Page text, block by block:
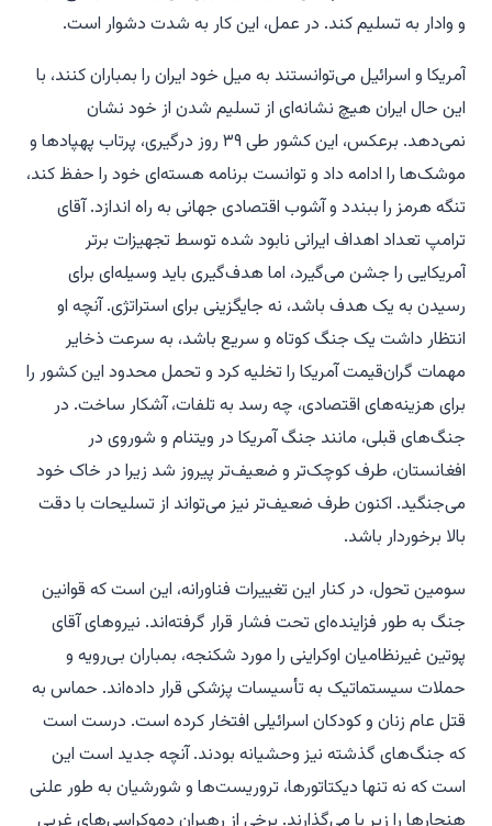
و وادار به تسلیم کند. در عمل، این کار به شدت دشوار است.
آمریکا و اسرائیل می‌توانستند به میل خود ایران را بمباران کنند، با
این حال ایران هیچ نشانه‌ای از تسلیم شدن از خود نشان
نمی‌دهد. برعکس، این کشور طی ۳۹ روز درگیری، پرتاب پهپادها و
موشک‌ها را ادامه داد و توانست برنامه هسته‌ای خود را حفظ کند،
تنگه هرمز را ببندد و آشوب اقتصادی جهانی به راه اندازد. آقای
ترامپ تعداد اهداف ایرانی نابود شده توسط تجهیزات برتر
آمریکایی را جشن می‌گیرد، اما هدف‌گیری باید وسیله‌ای برای
رسیدن به یک هدف باشد، نه جایگزینی برای استراتژی. آنچه او
انتظار داشت یک جنگ کوتاه و سریع باشد، به سرعت ذخایر
مهمات گران‌قیمت آمریکا را تخلیه کرد و تحمل محدود این کشور را
برای هزینه‌های اقتصادی، چه رسد به تلفات، آشکار ساخت. در
جنگ‌های قبلی، مانند جنگ آمریکا در ویتنام و شوروی در
افغانستان، طرف کوچک‌تر و ضعیف‌تر پیروز شد زیرا در خاک خود
می‌جنگید. اکنون طرف ضعیف‌تر نیز می‌تواند از تسلیحات با دقت
بالا برخوردار باشد.
سومین تحول، در کنار این تغییرات فناورانه، این است که قوانین
جنگ به طور فزاینده‌ای تحت فشار قرار گرفته‌اند. نیروهای آقای
پوتین غیرنظامیان اوکراینی را مورد شکنجه، بمباران بی‌رویه و
حملات سیستماتیک به تأسیسات پزشکی قرار داده‌اند. حماس به
قتل عام زنان و کودکان اسرائیلی افتخار کرده است. درست است
که جنگ‌های گذشته نیز وحشیانه بودند. آنچه جدید است این
است که نه تنها دیکتاتورها، تروریست‌ها و شورشیان به طور علنی